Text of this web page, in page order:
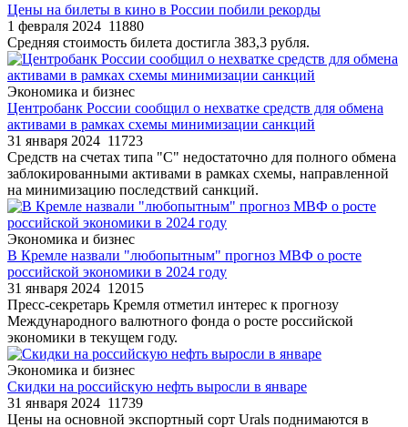
Цены на билеты в кино в России побили рекорды
1 февраля 2024 11880
Средняя стоимость билета достигла 383,3 рубля.
Экономика и бизнес
Центробанк России сообщил о нехватке средств для обмена
активами в рамках схемы минимизации санкций
31 января 2024 11723
Средств на счетах типа "С" недостаточно для полного обмена
заблокированными активами в рамках схемы, направленной
на минимизацию последствий санкций.
Экономика и бизнес
В Кремле назвали "любопытным" прогноз МВФ о росте
российской экономики в 2024 году
31 января 2024 12015
Пресс-секретарь Кремля отметил интерес к прогнозу
Международного валютного фонда о росте российской
экономики в текущем году.
Экономика и бизнес
Скидки на российскую нефть выросли в январе
31 января 2024 11739
Цены на основной экспортный сорт Urals поднимаются в